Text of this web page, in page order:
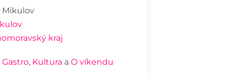
Mikulov
kraj
Gastro, Kultura a O víkendu